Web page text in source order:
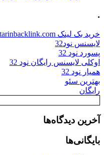
.
خرید بک لینک behtarinbacklink.com
لایسنس نود32
پسورد نود 32
اوکلی لایسنس رایگان نود 32
همیار نود 32
بهترین سئو
رایگان
آخرین دیدگاه‌ها
بایگانی‌ها